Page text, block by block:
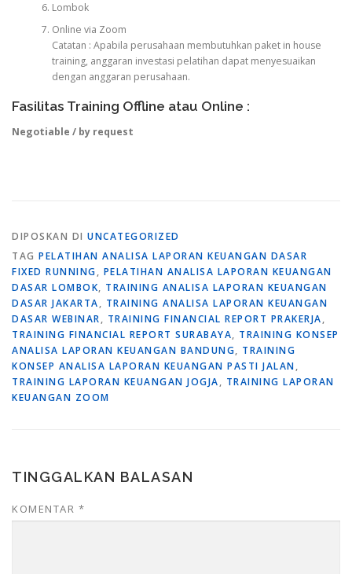
Lombok
Online via Zoom
Catatan : Apabila perusahaan membutuhkan paket in house
training, anggaran investasi pelatihan dapat menyesuaikan
dengan anggaran perusahaan.
Fasilitas Training Offline atau Online :
Negotiable / by request
DIPOSKAN DI UNCATEGORIZED
TAG PELATIHAN ANALISA LAPORAN KEUANGAN DASAR
FIXED RUNNING, PELATIHAN ANALISA LAPORAN KEUANGAN
DASAR LOMBOK, TRAINING ANALISA LAPORAN KEUANGAN
DASAR JAKARTA, TRAINING ANALISA LAPORAN KEUANGAN
DASAR WEBINAR, TRAINING FINANCIAL REPORT PRAKERJA,
TRAINING FINANCIAL REPORT SURABAYA, TRAINING KONSEP
ANALISA LAPORAN KEUANGAN BANDUNG, TRAINING
KONSEP ANALISA LAPORAN KEUANGAN PASTI JALAN,
TRAINING LAPORAN KEUANGAN JOGJA, TRAINING LAPORAN
KEUANGAN ZOOM
TINGGALKAN BALASAN
KOMENTAR *